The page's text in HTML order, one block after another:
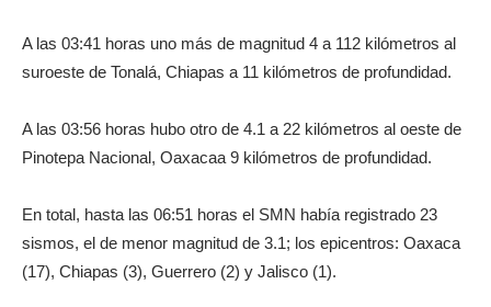
A las 03:41 horas uno más de magnitud 4 a 112 kilómetros al
suroeste de Tonalá, Chiapas a 11 kilómetros de profundidad.
A las 03:56 horas hubo otro de 4.1 a 22 kilómetros al oeste de
Pinotepa Nacional, Oaxacaa 9 kilómetros de profundidad.
En total, hasta las 06:51 horas el SMN había registrado 23
sismos, el de menor magnitud de 3.1; los epicentros: Oaxaca
(17), Chiapas (3), Guerrero (2) y Jalisco (1).